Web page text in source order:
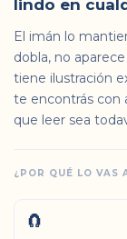
lindo en
El imán lo
dobla, no
tiene ilustración
te encontrás con
que leer sea
¿POR QUÉ LO VAS
🧲